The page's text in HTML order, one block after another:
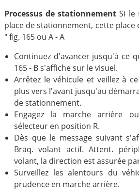
Processus de stationnementSi le
place de stationnement, cette place
" fig. 165 ou A - A
Continuez d'avancer jusqu'à ce
165 - B s'affiche sur le visuel.
Arrêtez le véhicule et veillez à
plus vers l'avant jusqu'au
de stationnement.
Engagez la marche arrière
sélecteur en position R.
Dès que le message suivant
Braq. volant actif. Attent.
volant, la direction est assurée
Surveillez les alentours du
prudence en marche arrière.